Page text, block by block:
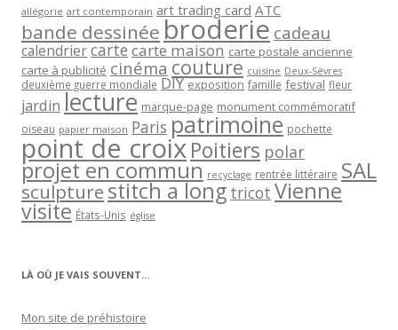
allégorie art contemporain art trading card ATC
bande dessinée broderie cadeau
calendriercartecarte maison carte postale ancienne
carte à publicité cinéma couture cuisine Deux-Sèvres
deuxième guerre mondiale DIY exposition famille festival fleur
jardin lecture marque-page monument commémoratif
oiseau papier maison Paris patrimoine pochette
point de croixPoitiers polar
projet en commun recyclage rentrée littéraire SAL
sculpturestitch a long tricot Vienne
visite États-Unis église
LÀ OÙ JE VAIS SOUVENT…
Mon site de préhistoire